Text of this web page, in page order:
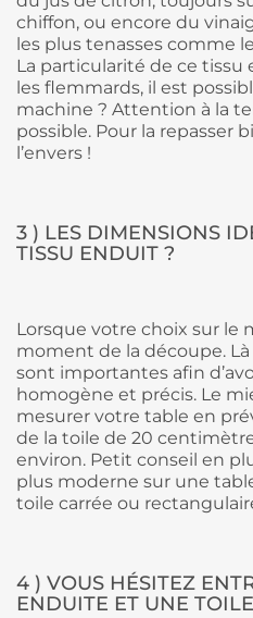
chiffon, ou encore du
les plus tenasses comme
La particularité de ce
les flemmards, il est
machine ? Attention à la
possible. Pour la repasser
l’envers !
3 ) LES DIMENSIONS
TISSU ENDUIT ?
Lorsque votre choix sur le
moment de la découpe.
sont importantes afin
homogène et précis. Le
mesurer votre table en
de la toile de 20
environ. Petit conseil en
plus moderne sur une
toile carrée ou
4 ) VOUS HÉSITEZ
ENDUITE ET UNE